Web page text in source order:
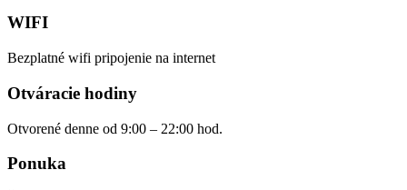
WIFI
Bezplatné wifi pripojenie na internet
Otváracie hodiny
Otvorené denne od 9:00 – 22:00 hod.
Ponuka